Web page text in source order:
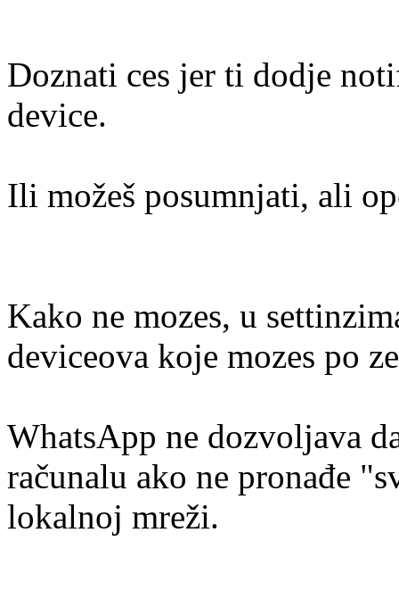
Doznati ces jer ti dodje
device.
Ili možeš posumnjati, ali
Kako ne mozes, u
deviceova koje mozes po
WhatsApp ne dozvoljava
računalu ako ne pronađe
lokalnoj mreži.